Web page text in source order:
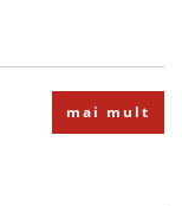
mai mult